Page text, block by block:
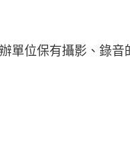
單位保有攝影、錄音